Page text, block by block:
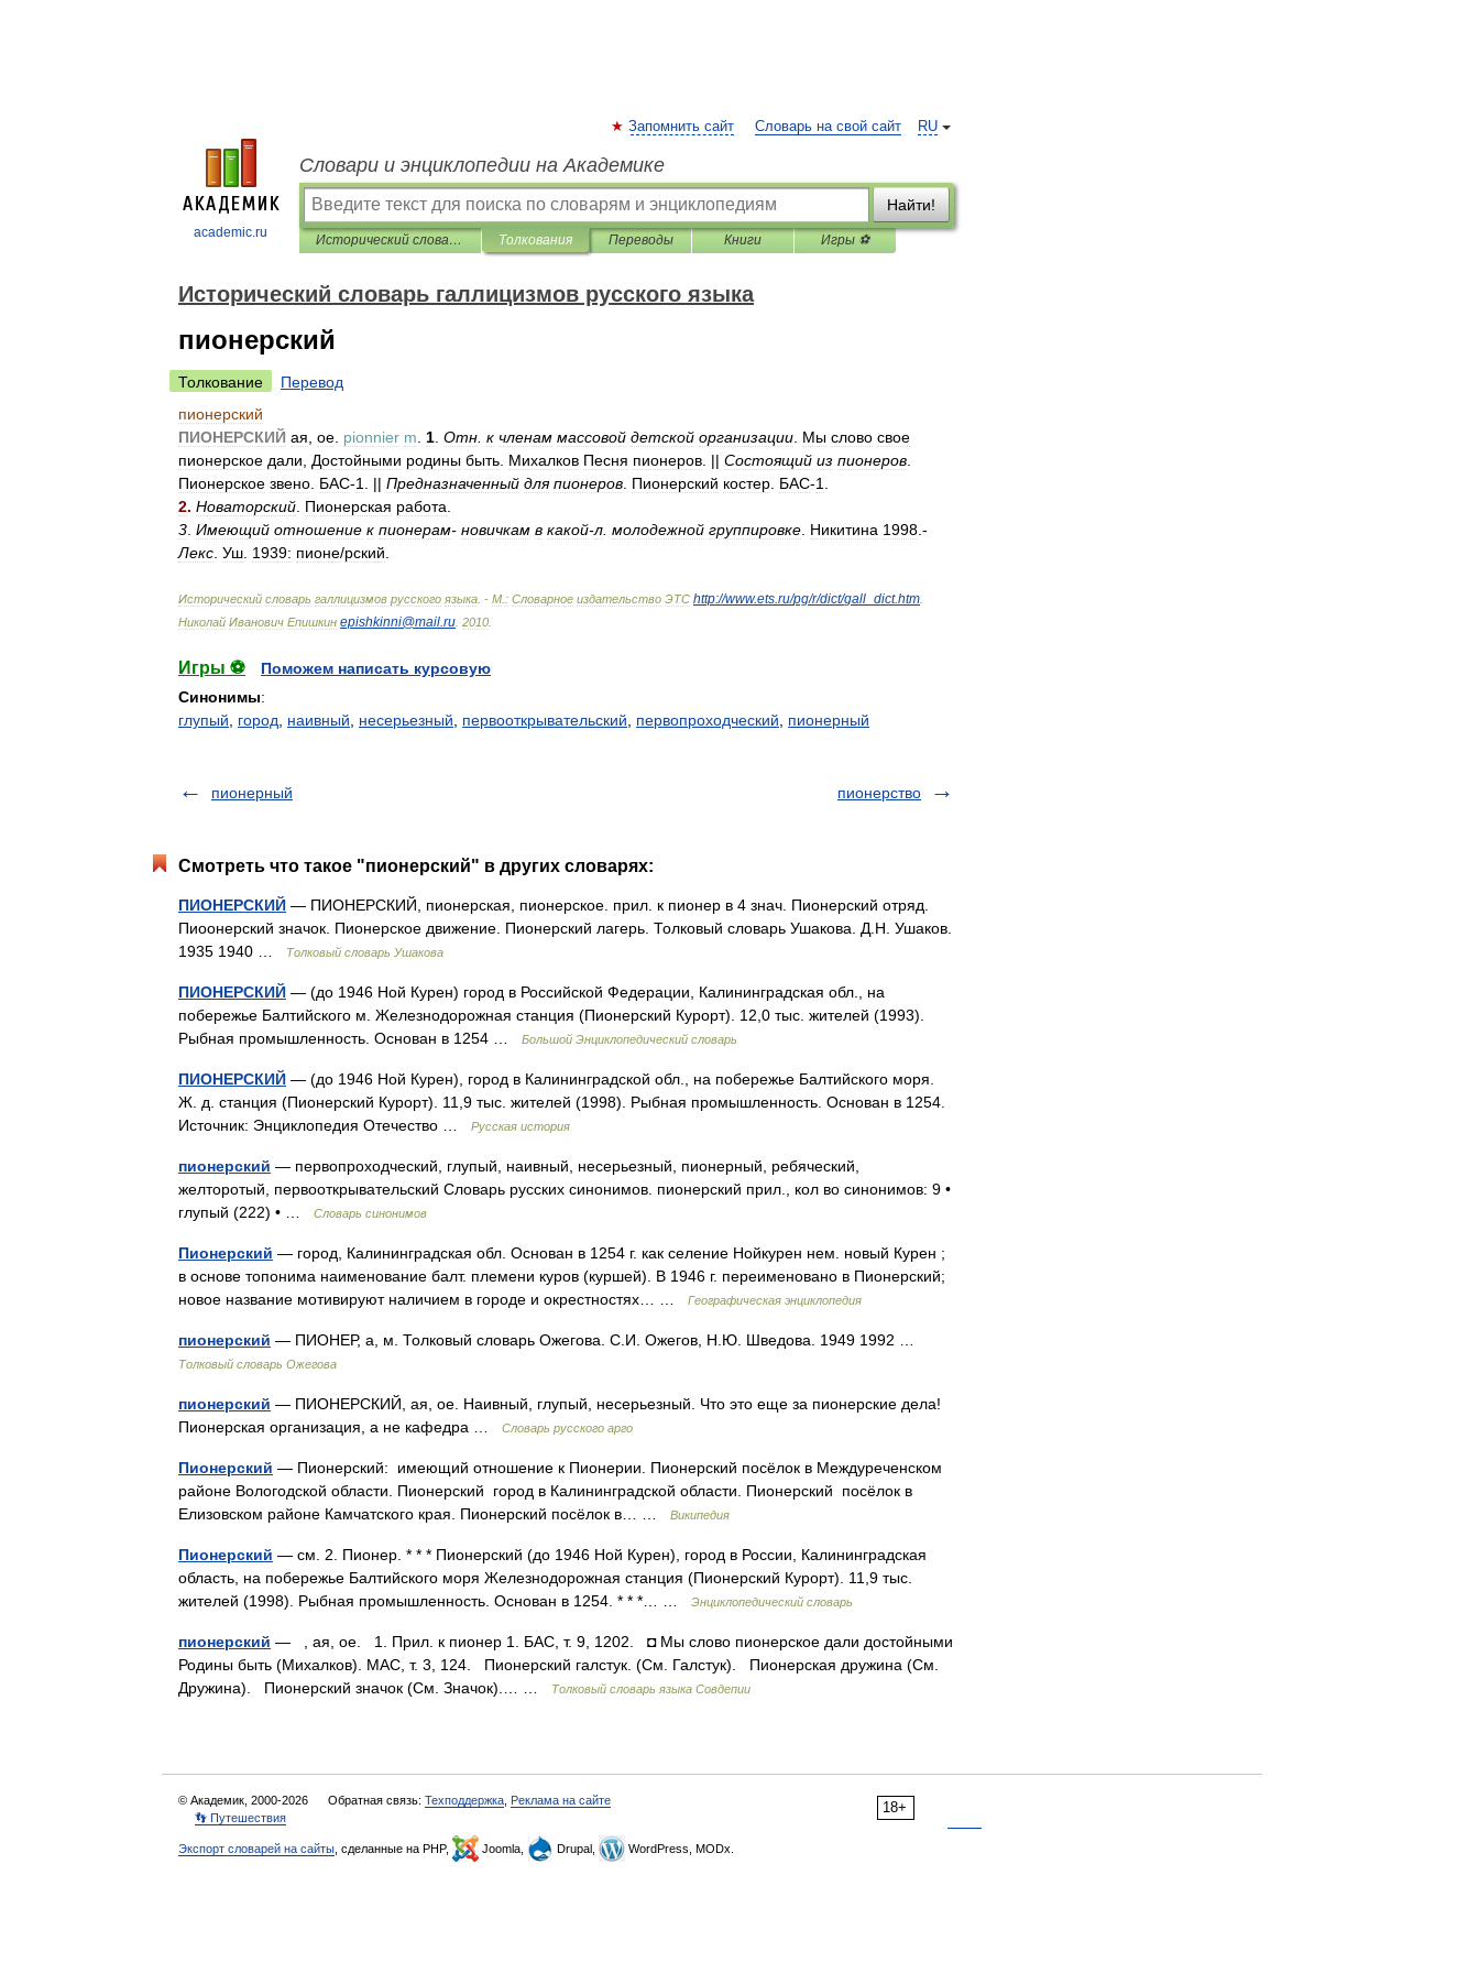
academic.ru
RU
Запомнить сайт Словарь на свой сайт
Словари и энциклопедии на Академике
Найти!
Исторический словарь галлицизмов русского языка Толкования Переводы Книги Игры ⚽
Исторический словарь галлицизмов русского языка
пионерский
Толкование
Перевод
пионерский
ПИОНЕРСКИЙ ая ое pionnier m 1 Отн к членам массовой детской организации Мы слово свое
пионерское дали Достойными родины быть Михалков Песня пионеров . || Состоящий из пионеров
Пионерское звено БАС-1 . || Предназначенный для пионеров Пионерский костер БАС-1
2. Новаторский Пионерская работа
3 Имеющий отношение к пионерам- новичкам в какой-л молодежной группировке Никитина 1998 .-
Лекс Уш 1939: пионе/рский
Исторический словарь галлицизмов русского языка . - М : Словарное издательство ЭТС http://www.ets.ru/pg/r/dict/gall dict.htm
Николай Иванович Епишкин epishkinni@mail.ru 2010
Игры ⚽
Поможем написать курсовую
Синонимы:
глупый
город наивный несерьезный первооткрывательский первопроходческий пионерный
пионерный пионерство
Смотреть что такое "пионерский" в других словарях:
ПИОНЕРСКИЙ — ПИОНЕРСКИЙ, пионерская, пионерское. прил. к пионер в 4 знач. Пионерский отряд.
Пиоонерский значок. Пионерское движение. Пионерский лагерь. Толковый словарь Ушакова. Д.Н. Ушаков.
1935 1940 …
Толковый словарь Ушакова
ПИОНЕРСКИЙ — (до 1946 Ной Курен) город в Российской Федерации, Калининградская обл., на
побережье Балтийского м. Железнодорожная станция (Пионерский Курорт). 12,0 тыс. жителей (1993).
Рыбная промышленность. Основан в 1254 …
Большой Энциклопедический словарь
ПИОНЕРСКИЙ — (до 1946 Ной Курен), город в Калининградской обл., на побережье Балтийского моря.
Ж. д. станция (Пионерский Курорт). 11,9 тыс. жителей (1998). Рыбная промышленность. Основан в 1254.
Источник: Энциклопедия Отечество …
Русская история
пионерский — первопроходческий, глупый, наивный, несерьезный, пионерный, ребяческий,
желторотый, первооткрывательский Словарь русских синонимов. пионерский прил., кол во синонимов: 9 •
глупый (222) • …
Словарь синонимов
Пионерский — город, Калининградская обл. Основан в 1254 г. как селение Нойкурен нем. новый Курен ;
в основе топонима наименование балт. племени куров (куршей). В 1946 г. переименовано в Пионерский;
новое название мотивируют наличием в городе и окрестностях… …
Географическая энциклопедия
пионерский — ПИОНЕР, а, м. Толковый словарь Ожегова. С.И. Ожегов, Н.Ю. Шведова. 1949 1992 …
Толковый словарь Ожегова
пионерский — ПИОНЕРСКИЙ, ая, ое. Наивный, глупый, несерьезный. Что это еще за пионерские дела!
Пионерская организация, а не кафедра …
Словарь русского арго
Пионерский — Пионерский: имеющий отношение к Пионерии. Пионерский посёлок в Междуреченском
районе Вологодской области. Пионерский город в Калининградской области. Пионерский посёлок в
Елизовском районе Камчатского края. Пионерский посёлок в… …
Википедия
Пионерский — см. 2. Пионер. * * * Пионерский (до 1946 Ной Курен), город в России, Калининградская
область, на побережье Балтийского моря Железнодорожная станция (Пионерский Курорт). 11,9 тыс.
жителей (1998). Рыбная промышленность. Основан в 1254. * * *… …
Энциклопедический словарь
пионерский — , ая, ое. 1. Прил. к пионер 1. БАС, т. 9, 1202. ◘ Мы слово пионерское дали достойными
Родины быть (Михалков). МАС, т. 3, 124. Пионерский галстук. (См. Галстук). Пионерская дружина (См.
Дружина). Пионерский значок (См. Значок).… …
Толковый словарь языка Совдепии
18+
© Академик, 2000-2026 Обратная связь: Техподдержка Реклама на сайте
👣 Путешествия
Экспорт словарей на сайты , сделанные на PHP, Joomla, Drupal, WordPress, MODx.